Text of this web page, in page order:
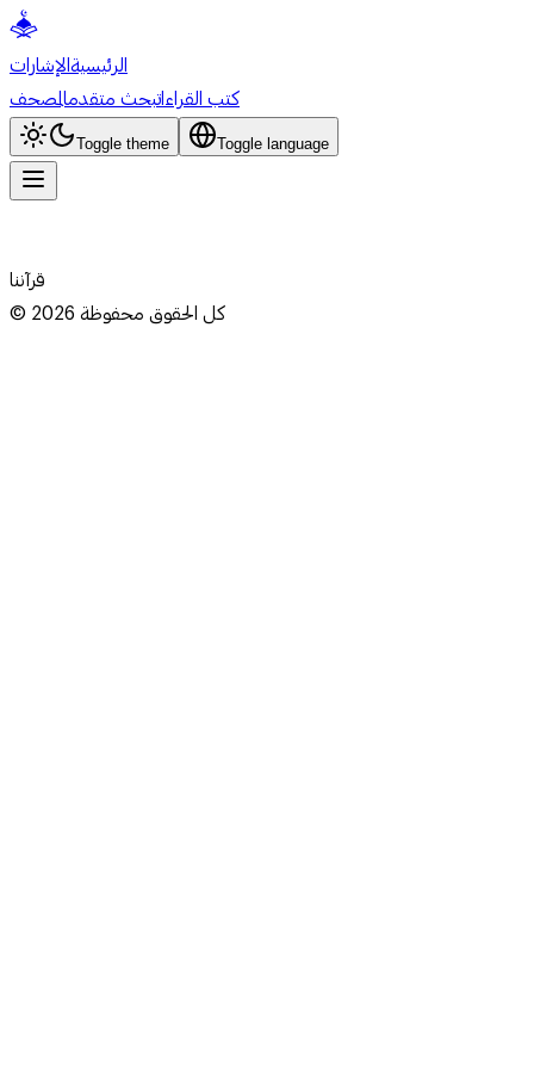
الرئيسيةالإشارات
كتب القراءاتبحث متقدمالمصحف
Toggle theme Toggle language
قرآننا
© 2026كل الحقوق محفوظة